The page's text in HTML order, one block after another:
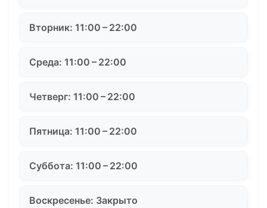
Вторник: 11:00 – 22:00
Среда: 11:00 – 22:00
Четверг: 11:00 – 22:00
Пятница: 11:00 – 22:00
Суббота: 11:00 – 22:00
Воскресенье: Закрыто